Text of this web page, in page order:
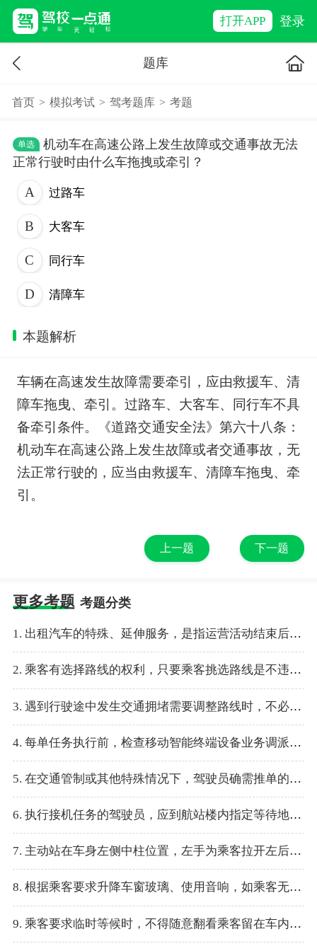
打开APP 登录
题库
首页 > 模拟考试 > 驾考题库 > 考题
单选
机动车在高速公路上发生故障或交通事故无法
正常行驶时由什么车拖拽或牵引？
过路车
大客车
同行车
清障车
本题解析
车辆在高速发生故障需要牵引，应由救援车、清
障车拖曳、牵引。过路车、大客车、同行车不具
备牵引条件。《道路交通安全法》第六十八条：
机动车在高速公路上发生故障或者交通事故，无
法正常行驶的，应当由救援车、清障车拖曳、牵
引。
上一题 下一题
更多考题 考题分类
1. 出租汽车的特殊、延伸服务，是指运营活动结束后，应乘客的要求，驾驶员提供的力所能及的服务。
2. 乘客有选择路线的权利，只要乘客挑选路线是不违背《道路交通法》的，最终必须尊重乘客的意见。
3. 遇到行驶途中发生交通拥堵需要调整路线时，不必告知乘客，可直接绕行。
4. 每单任务执行前，检查移动智能终端设备业务调派系统是否正常。
5. 在交通管制或其他特殊情况下，驾驶员确需推单的，则计入推单率。
6. 执行接机任务的驾驶员，应到航站楼内指定等待地点举接机牌迎接乘客。
7. 主动站在车身左侧中柱位置，左手为乘客拉开左后门。
8. 根据乘客要求升降车窗玻璃、使用音响，如乘客无特殊要求，服务中默认关闭。
9. 乘客要求临时等候时，不得随意翻看乘客留在车内的物品。